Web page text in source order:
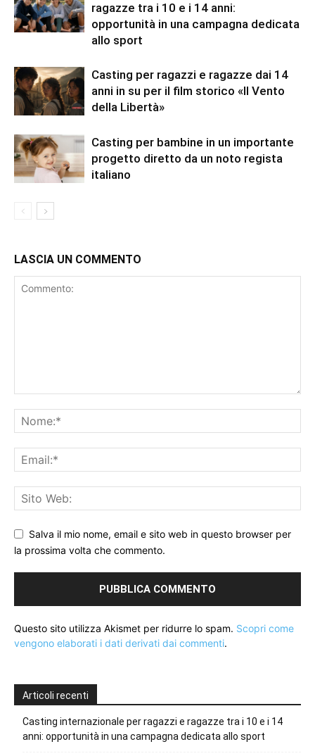
ragazze tra i 10 e i 14 anni:
opportunità in una campagna dedicata
allo sport
Casting per ragazzi e ragazze dai 14
anni in su per il film storico «Il Vento
della Libertà»
Casting per bambine in un importante
progetto diretto da un noto regista
italiano
LASCIA UN COMMENTO
Salva il mio nome, email e sito web in questo browser per
la prossima volta che commento.
Questo sito utilizza Akismet per ridurre lo spam. Scopri come
vengono elaborati i dati derivati dai commenti.
Articoli recenti
Casting internazionale per ragazzi e ragazze tra i 10 e i 14
anni: opportunità in una campagna dedicata allo sport